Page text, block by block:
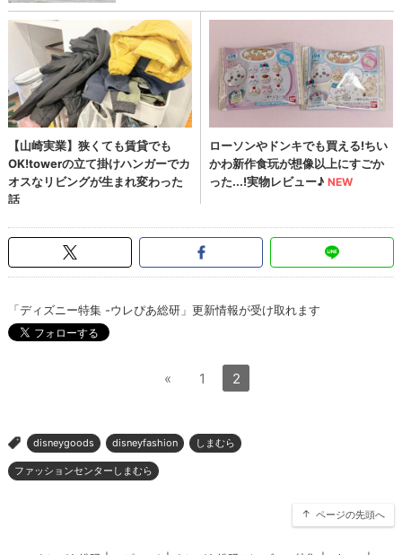
「ディズニー特集 -ウレぴあ総研」更新情報が受け取れます
« 1 2
> disneygoods disneyfashion しまむら
ファッションセンターしまむら
ページの先頭へ